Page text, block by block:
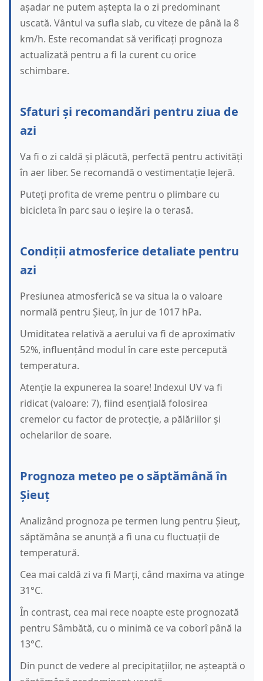
așadar ne putem aștepta la o zi predominant
uscată. Vântul va sufla slab, cu viteze de până la 8
km/h. Este recomandat să verificați prognoza
actualizată pentru a fi la curent cu orice
schimbare.
Sfaturi și recomandări pentru ziua de
azi
Va fi o zi caldă și plăcută, perfectă pentru activități
în aer liber. Se recomandă o vestimentație lejeră.
Puteți profita de vreme pentru o plimbare cu
bicicleta în parc sau o ieșire la o terasă.
Condiții atmosferice detaliate pentru
azi
Presiunea atmosferică se va situa la o valoare
normală pentru Șieuț, în jur de 1017 hPa.
Umiditatea relativă a aerului va fi de aproximativ
52%, influențând modul în care este percepută
temperatura.
Atenție la expunerea la soare! Indexul UV va fi
ridicat (valoare: 7), fiind esențială folosirea
cremelor cu factor de protecție, a pălăriilor și
ochelarilor de soare.
Prognoza meteo pe o săptămână în
Șieuț
Analizând prognoza pe termen lung pentru Șieuț,
săptămâna se anunță a fi una cu fluctuații de
temperatură.
Cea mai caldă zi va fi Marți, când maxima va atinge
31°C.
În contrast, cea mai rece noapte este prognozată
pentru Sâmbătă, cu o minimă ce va coborî până la
13°C.
Din punct de vedere al precipitațiilor, ne așteaptă o